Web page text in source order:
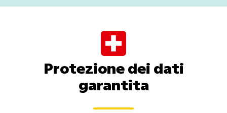
Protezione dei dati
garantita